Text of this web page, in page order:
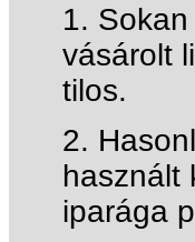
1.
vásárolt
tilos.
2.
használt
iparága